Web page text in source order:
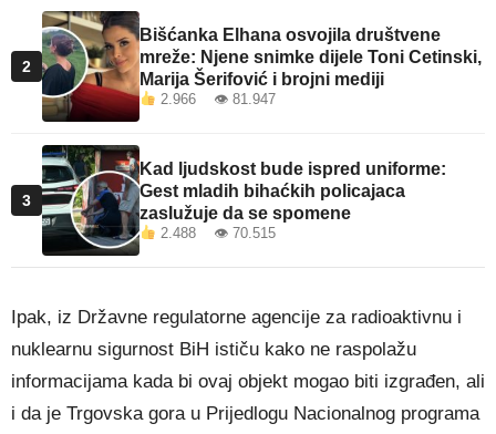
2
Bišćanka Elhana osvojila društvene
mreže: Njene snimke dijele Toni Cetinski,
Marija Šerifović i brojni mediji
2.966 👁 81.947
3
Kad ljudskost bude ispred uniforme:
Gest mladih bihaćkih policajaca
zaslužuje da se spomene
2.488 👁 70.515
Ipak, iz Državne regulatorne agencije za radioaktivnu i
nuklearnu sigurnost BiH ističu kako ne raspolažu
informacijama kada bi ovaj objekt mogao biti izgrađen, ali
i da je Trgovska gora u Prijedlogu Nacionalnog programa